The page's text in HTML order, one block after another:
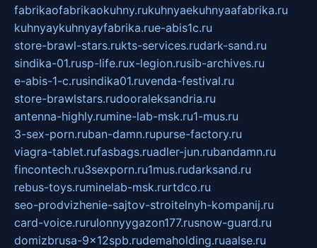
fabrikaofabrikaokuhny.rukuhnyaekuhnyaafabrika.ru
kuhnyaykuhnyayfabrika.rue-abis1c.ru
store-brawl-stars.rukts-services.rudark-sand.ru
sindika-01.rusp-life.rux-legion.rusib-archives.ru
e-abis-1-c.rusindika01.ruvenda-festival.ru
store-brawlstars.rudooraleksandria.ru
antenna-highly.rumine-lab-msk.ru1-mus.ru
3-sex-porn.ruban-damn.rupurse-factory.ru
viagra-tablet.rufasbags.ruadler-jun.rubandamn.ru
fincontech.ru3sexporn.ru1mus.rudarksand.ru
rebus-toys.ruminelab-msk.rurtdco.ru
seo-prodvizhenie-sajtov-stroitelnyh-kompanij.ru
card-voice.rurulonnyygazon177.rusnow-guard.ru
domizbrusa-9x12spb.rudemaholding.ruaalse.ru